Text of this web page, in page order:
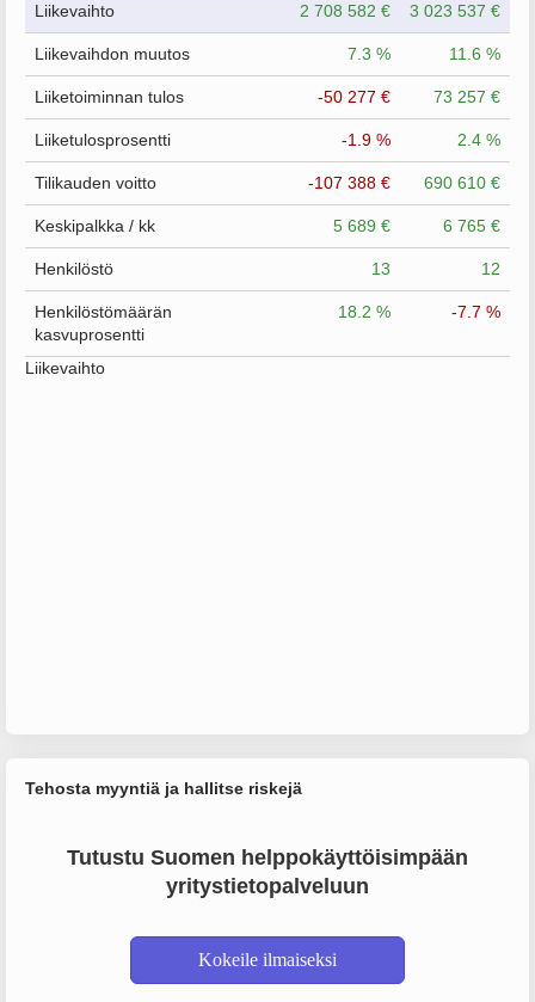
Liikevaihto 2 708 582 € 3 023 537 €
Liikevaihdon muutos 7.3 % 11.6 %
Liiketoiminnan tulos -50 277 € 73 257 €
Liiketulosprosentti -1.9 % 2.4 %
Tilikauden voitto -107 388 € 690 610 €
Keskipalkka / kk 5 689 € 6 765 €
Henkilöstö 13 12
Henkilöstömäärän
kasvuprosentti
18.2 % -7.7 %
Liikevaihto
Tehosta myyntiä ja hallitse riskejä
Tutustu Suomen helppokäyttöisimpään
yritystietopalveluun
Kokeile ilmaiseksi